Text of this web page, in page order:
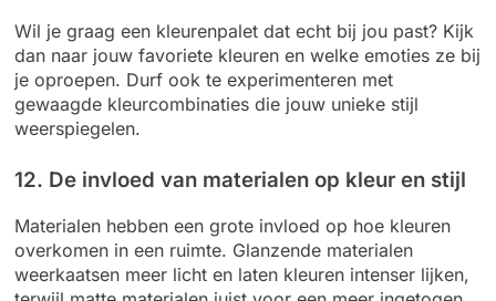
Wil je graag een kleurenpalet dat echt bij jou past? Kijk
dan naar jouw favoriete kleuren en welke emoties ze bij
je oproepen. Durf ook te experimenteren met
gewaagde kleurcombinaties die jouw unieke stijl
weerspiegelen.
12. De invloed van materialen op kleur en stijl
Materialen hebben een grote invloed op hoe kleuren
overkomen in een ruimte. Glanzende materialen
weerkaatsen meer licht en laten kleuren intenser lijken,